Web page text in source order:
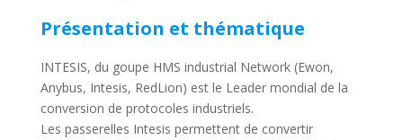
Présentation et thématique
INTESIS, du goupe HMS industrial Network (Ewon,
Anybus, Intesis, RedLion) est le Leader mondial de la
conversion de protocoles industriels.
Les passerelles Intesis permettent de convertir